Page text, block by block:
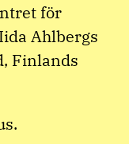
för
Ahlbergs
Finlands